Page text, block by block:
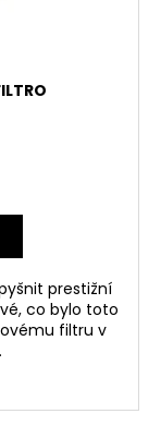
prestižní
co bylo toto
filtru v